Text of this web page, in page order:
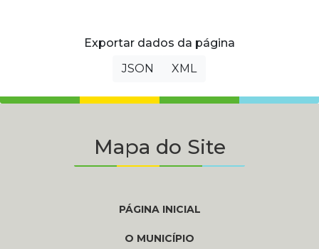
Exportar dados da página
JSON
XML
Mapa do Site
PÁGINA INICIAL
O MUNICÍPIO